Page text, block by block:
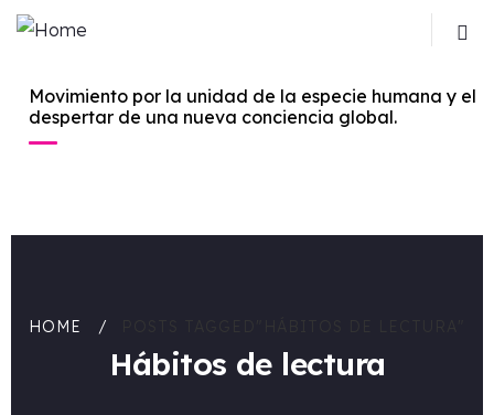
Movimiento por la unidad de la especie humana y el
despertar de una nueva conciencia global.
HOME
Hábitos de lectura